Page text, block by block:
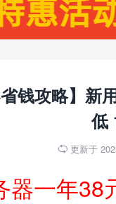
省钱攻略】
低
 更新于
器一年38